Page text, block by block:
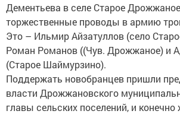
Дементьева в селе Старое
торжественные проводы в армию
Это – Ильмир Айзатуллов (село
Роман Романов ((Чув. Дрожжаное) и
(Старое Шаймурзино).
Поддержать новобранцев пришли
власти Дрожжановского
главы сельских поселений, и конечно